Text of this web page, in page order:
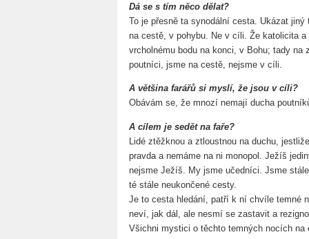
Dá se s tím něco dělat?
To je přesně ta synodální cesta. Ukázat
na cestě, v pohybu. Ne v cíli. Že katolicita
vrcholnému bodu na konci, v Bohu; tady na
poutníci, jsme na cestě, nejsme v cíli.
A většina farářů si myslí, že jsou v cíli?
Obávám se, že mnozí nemají ducha
A cílem je sedět na faře?
Lidé ztěžknou a ztloustnou na duchu,
pravda a nemáme na ni monopol. Ježíš
nejsme Ježíš. My jsme učedníci. Jsme
té stále neukončené cesty.
Je to cesta hledání, patří k ní chvíle temné
neví, jak dál, ale nesmí se zastavit a
Všichni mystici o těchto temných nocích